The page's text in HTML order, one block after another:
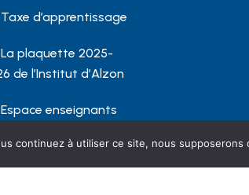
Taxe d’apprentissage
La plaquette 2025-
de l’Institut d’Alzon
Espace enseignants
continuez à utiliser ce site, nous